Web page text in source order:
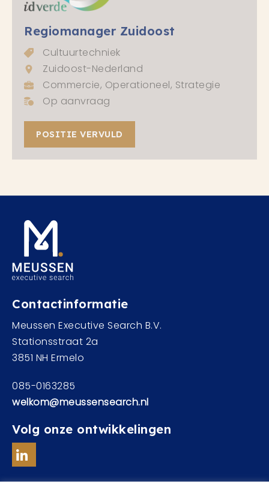
Regiomanager Zuidoost
Cultuurtechniek
Zuidoost-Nederland
Commercie, Operationeel, Strategie
Op aanvraag
POSITIE VERVULD
Contactinformatie
Meussen Executive Search B.V.
Stationsstraat 2a
3851 NH Ermelo
085-0163285
welkom@meussensearch.nl
Volg onze ontwikkelingen